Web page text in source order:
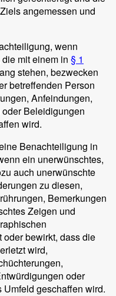
angemessen und
wenn
mit einem in § 1
stehen, bezwecken
betreffenden Person
Anfeindungen,
Beleidigungen
wird.
Benachteiligung in
ein unerwünschtes,
auch unerwünschte
zu diesen,
Bemerkungen
Zeigen und
bewirkt, dass die
wird,
oder
geschaffen wird.